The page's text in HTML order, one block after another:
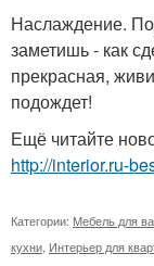
Наслаждение.
заметишь - как
прекрасная,
подождет!
Ещё читайте
http://interior.ru-
Категории: Мебель для
кухни Интерьер для